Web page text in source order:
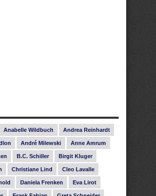
Anabelle Wildbuch Andrea Reinhardt
André Milewski Anne Amrum
B.C. Schiller Birgit Kluger
Christiane Lind Cleo Lavalle
Daniela Frenken Eva Lirot